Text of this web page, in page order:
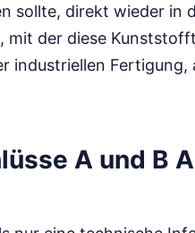
sollte, direkt wieder in
mit der diese
industriellen Fertigung,
A und B